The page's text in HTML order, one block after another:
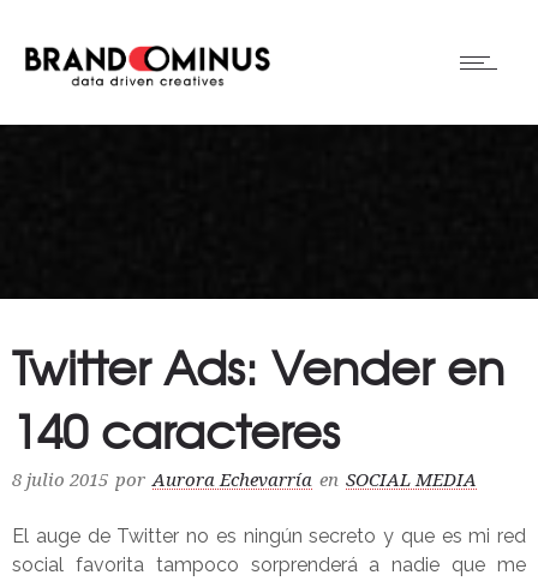
Twitter Ads: Vender en
140 caracteres
8 julio 2015 por Aurora Echevarría en SOCIAL MEDIA
El auge de Twitter no es ningún secreto y que es mi red
social favorita tampoco sorprenderá a nadie que me